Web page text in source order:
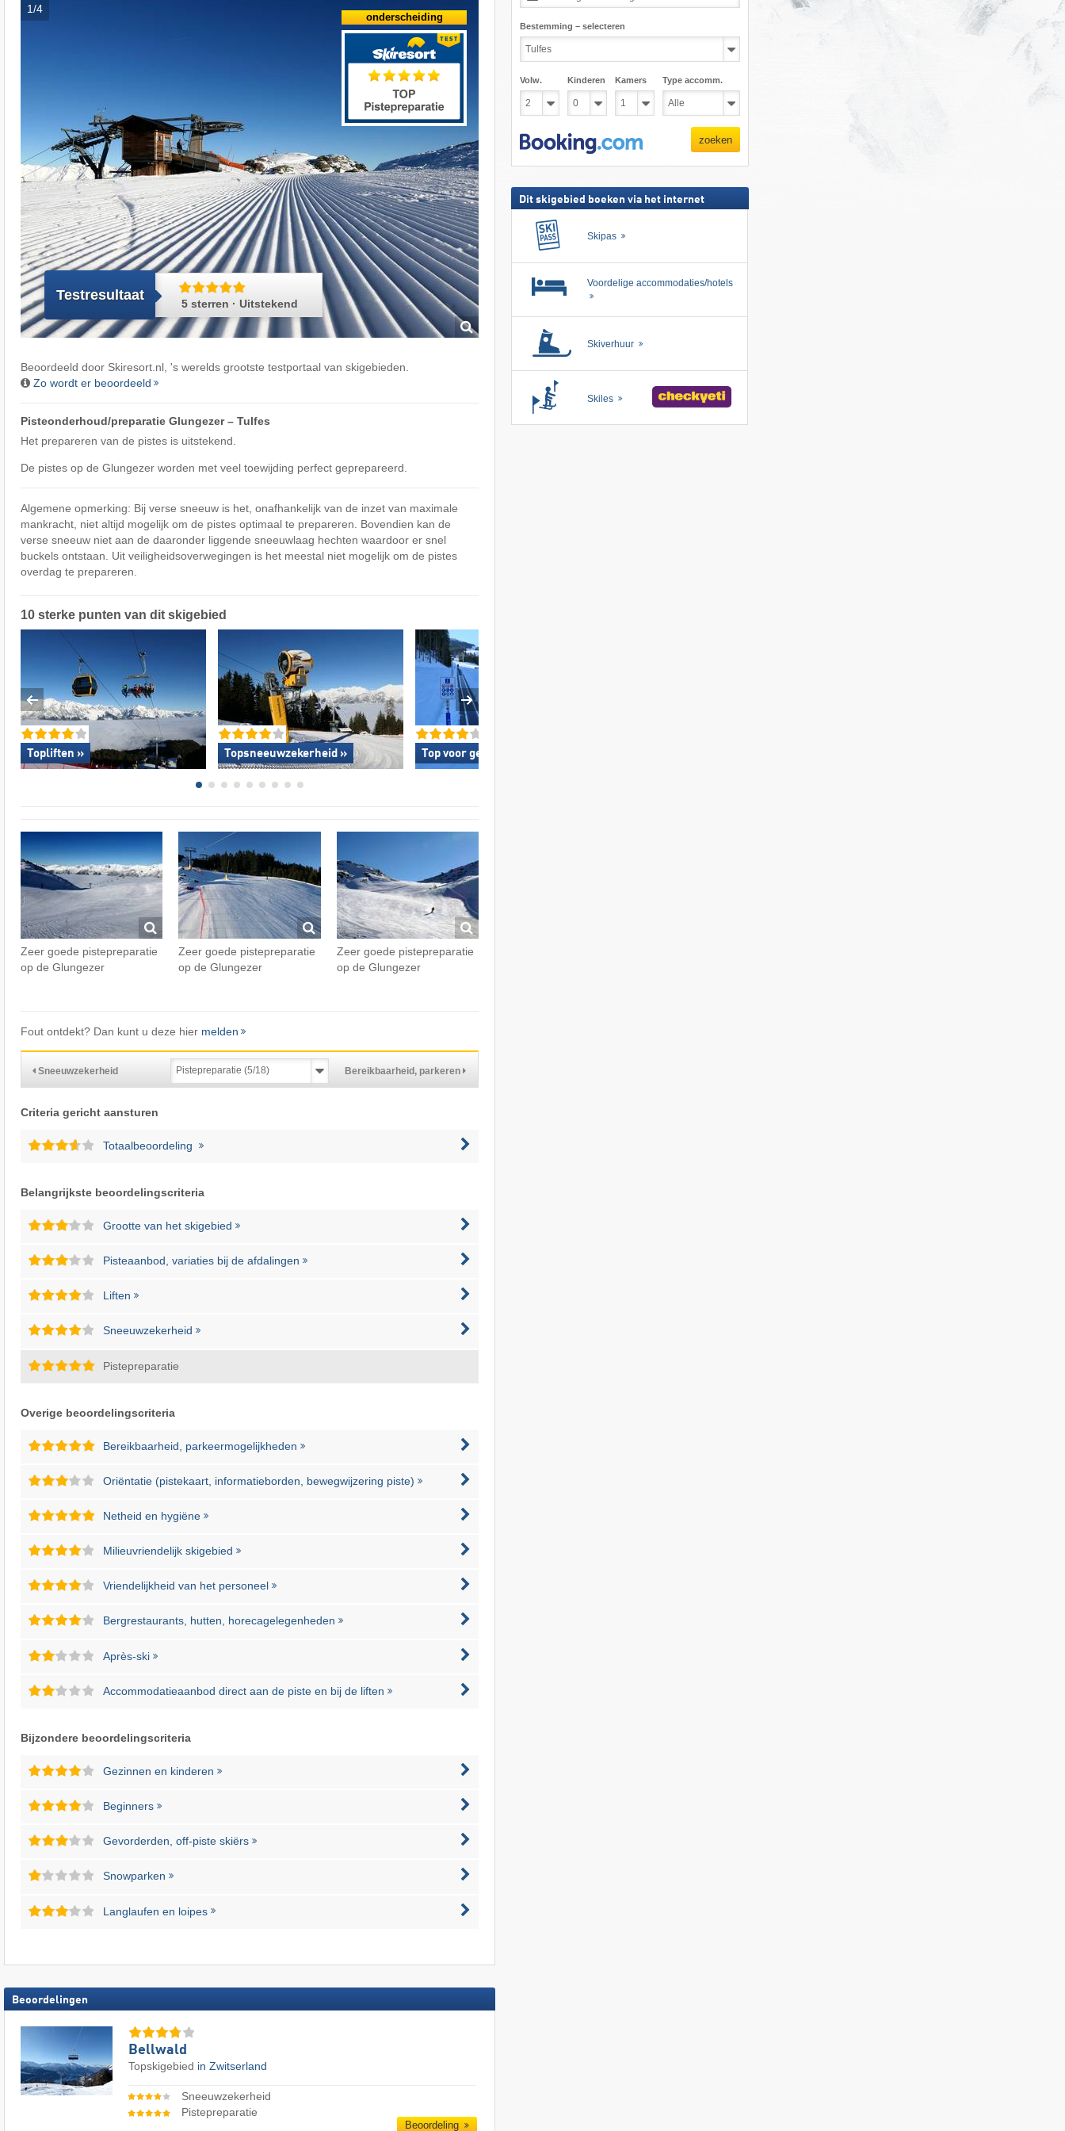
1/4
Testresultaat
5 sterren · Uitstekend
onderscheiding
Beoordeeld door Skiresort.nl, 's werelds grootste testportaal van skigebieden.
Zo wordt er beoordeeld
Pisteonderhoud/preparatie Glungezer – Tulfes
Het prepareren van de pistes is uitstekend.
De pistes op de Glungezer worden met veel toewijding perfect geprepareerd.
Algemene opmerking: Bij verse sneeuw is het, onafhankelijk van de inzet van maximale
mankracht, niet altijd mogelijk om de pistes optimaal te prepareren. Bovendien kan de
verse sneeuw niet aan de daaronder liggende sneeuwlaag hechten waardoor er snel
buckels ontstaan. Uit veiligheidsoverwegingen is het meestal niet mogelijk om de pistes
overdag te prepareren.
10 sterke punten van dit skigebied
Topliften » Topsneeuwzekerheid » Top voor gezinnen »
Zeer goede pistepreparatie
op de Glungezer
Zeer goede pistepreparatie
op de Glungezer
Zeer goede pistepreparatie
op de Glungezer
Fout ontdekt? Dan kunt u deze hier melden
Sneeuwzekerheid Bereikbaarheid, parkeren
Criteria gericht aansturen
Totaalbeoordeling
Belangrijkste beoordelingscriteria
Grootte van het skigebied
Pisteaanbod, variaties bij de afdalingen
Liften
Sneeuwzekerheid
Pistepreparatie
Overige beoordelingscriteria
Bereikbaarheid, parkeermogelijkheden
Oriëntatie (pistekaart, informatieborden, bewegwijzering piste)
Netheid en hygiëne
Milieuvriendelijk skigebied
Vriendelijkheid van het personeel
Bergrestaurants, hutten, horecagelegenheden
Après-ski
Accommodatieaanbod direct aan de piste en bij de liften
Bijzondere beoordelingscriteria
Gezinnen en kinderen
Beginners
Gevorderden, off-piste skiërs
Snowparken
Langlaufen en loipes
Beoordelingen
Bellwald
Topskigebied in Zwitserland
Sneeuwzekerheid
Pistepreparatie
Beoordeling
Bestemming – selecteren
Volw. Kinderen Kamers Type accomm.
zoeken
Dit skigebied boeken via het internet
Skipas
Voordelige accommodaties/hotels
Skiverhuur
Skiles